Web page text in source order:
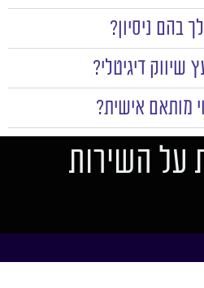
בהם ניסיון?
שיווק דיגיטלי?
מותאם אישית?
על השירות